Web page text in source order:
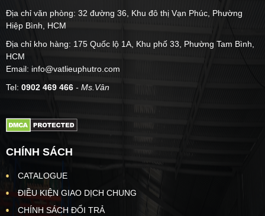
Địa chỉ văn phòng: 32 đường 36, Khu đô thị Vạn Phúc, Phường
Hiệp Bình, HCM
Địa chỉ kho hàng: 175 Quốc lộ 1A, Khu phố 33, Phường Tam Bình,
HCM
Email: info@vatlieuphutro.com
Tel: 0902 469 466 - Ms.Vân
CHÍNH SÁCH
CATALOGUE
ĐIỀU KIỆN GIAO DỊCH CHUNG
CHÍNH SÁCH ĐỔI TRẢ